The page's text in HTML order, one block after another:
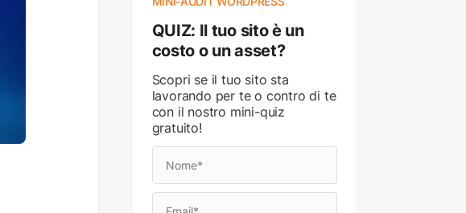
QUIZ: Il tuo sito è un
costo o un asset?
Scopri se il tuo sito sta
lavorando per te o contro di te
con il nostro mini-quiz
gratuito!